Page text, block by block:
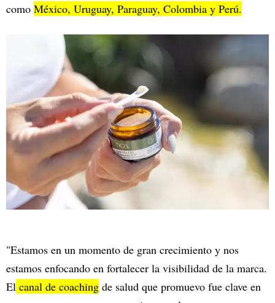
como México, Uruguay, Paraguay, Colombia y Perú.
"Estamos en un momento de gran crecimiento y nos
estamos enfocando en fortalecer la visibilidad de la marca.
El canal de coaching de salud que promuevo fue clave en